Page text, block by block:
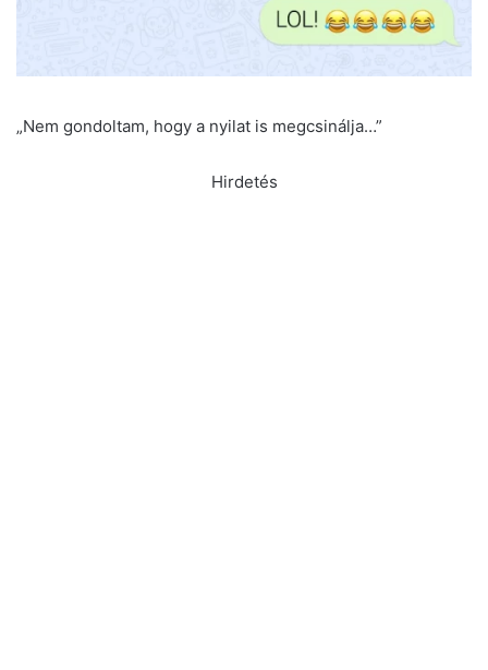
„Nem gondoltam, hogy a nyilat is megcsinálja…”
Hirdetés